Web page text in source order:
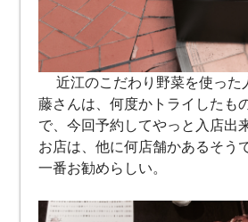
近江のこだわり野菜を使った
藤さんは、何度かトライしたも
で、今回予約してやっと入店出
お店は、他に何店舗かあるそう
一番お勧めらしい。